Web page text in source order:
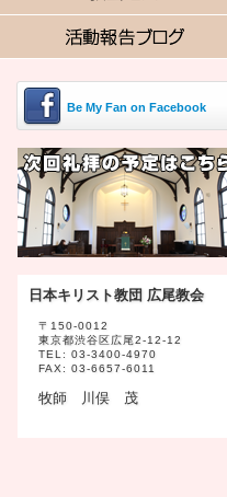
Be My Fan on Facebook
日本キリスト教団 広尾教会
〒150-0012
東京都渋谷区広尾2-12-12
TEL: 03-3400-4970
FAX: 03-6657-6011
牧師 川俣 茂